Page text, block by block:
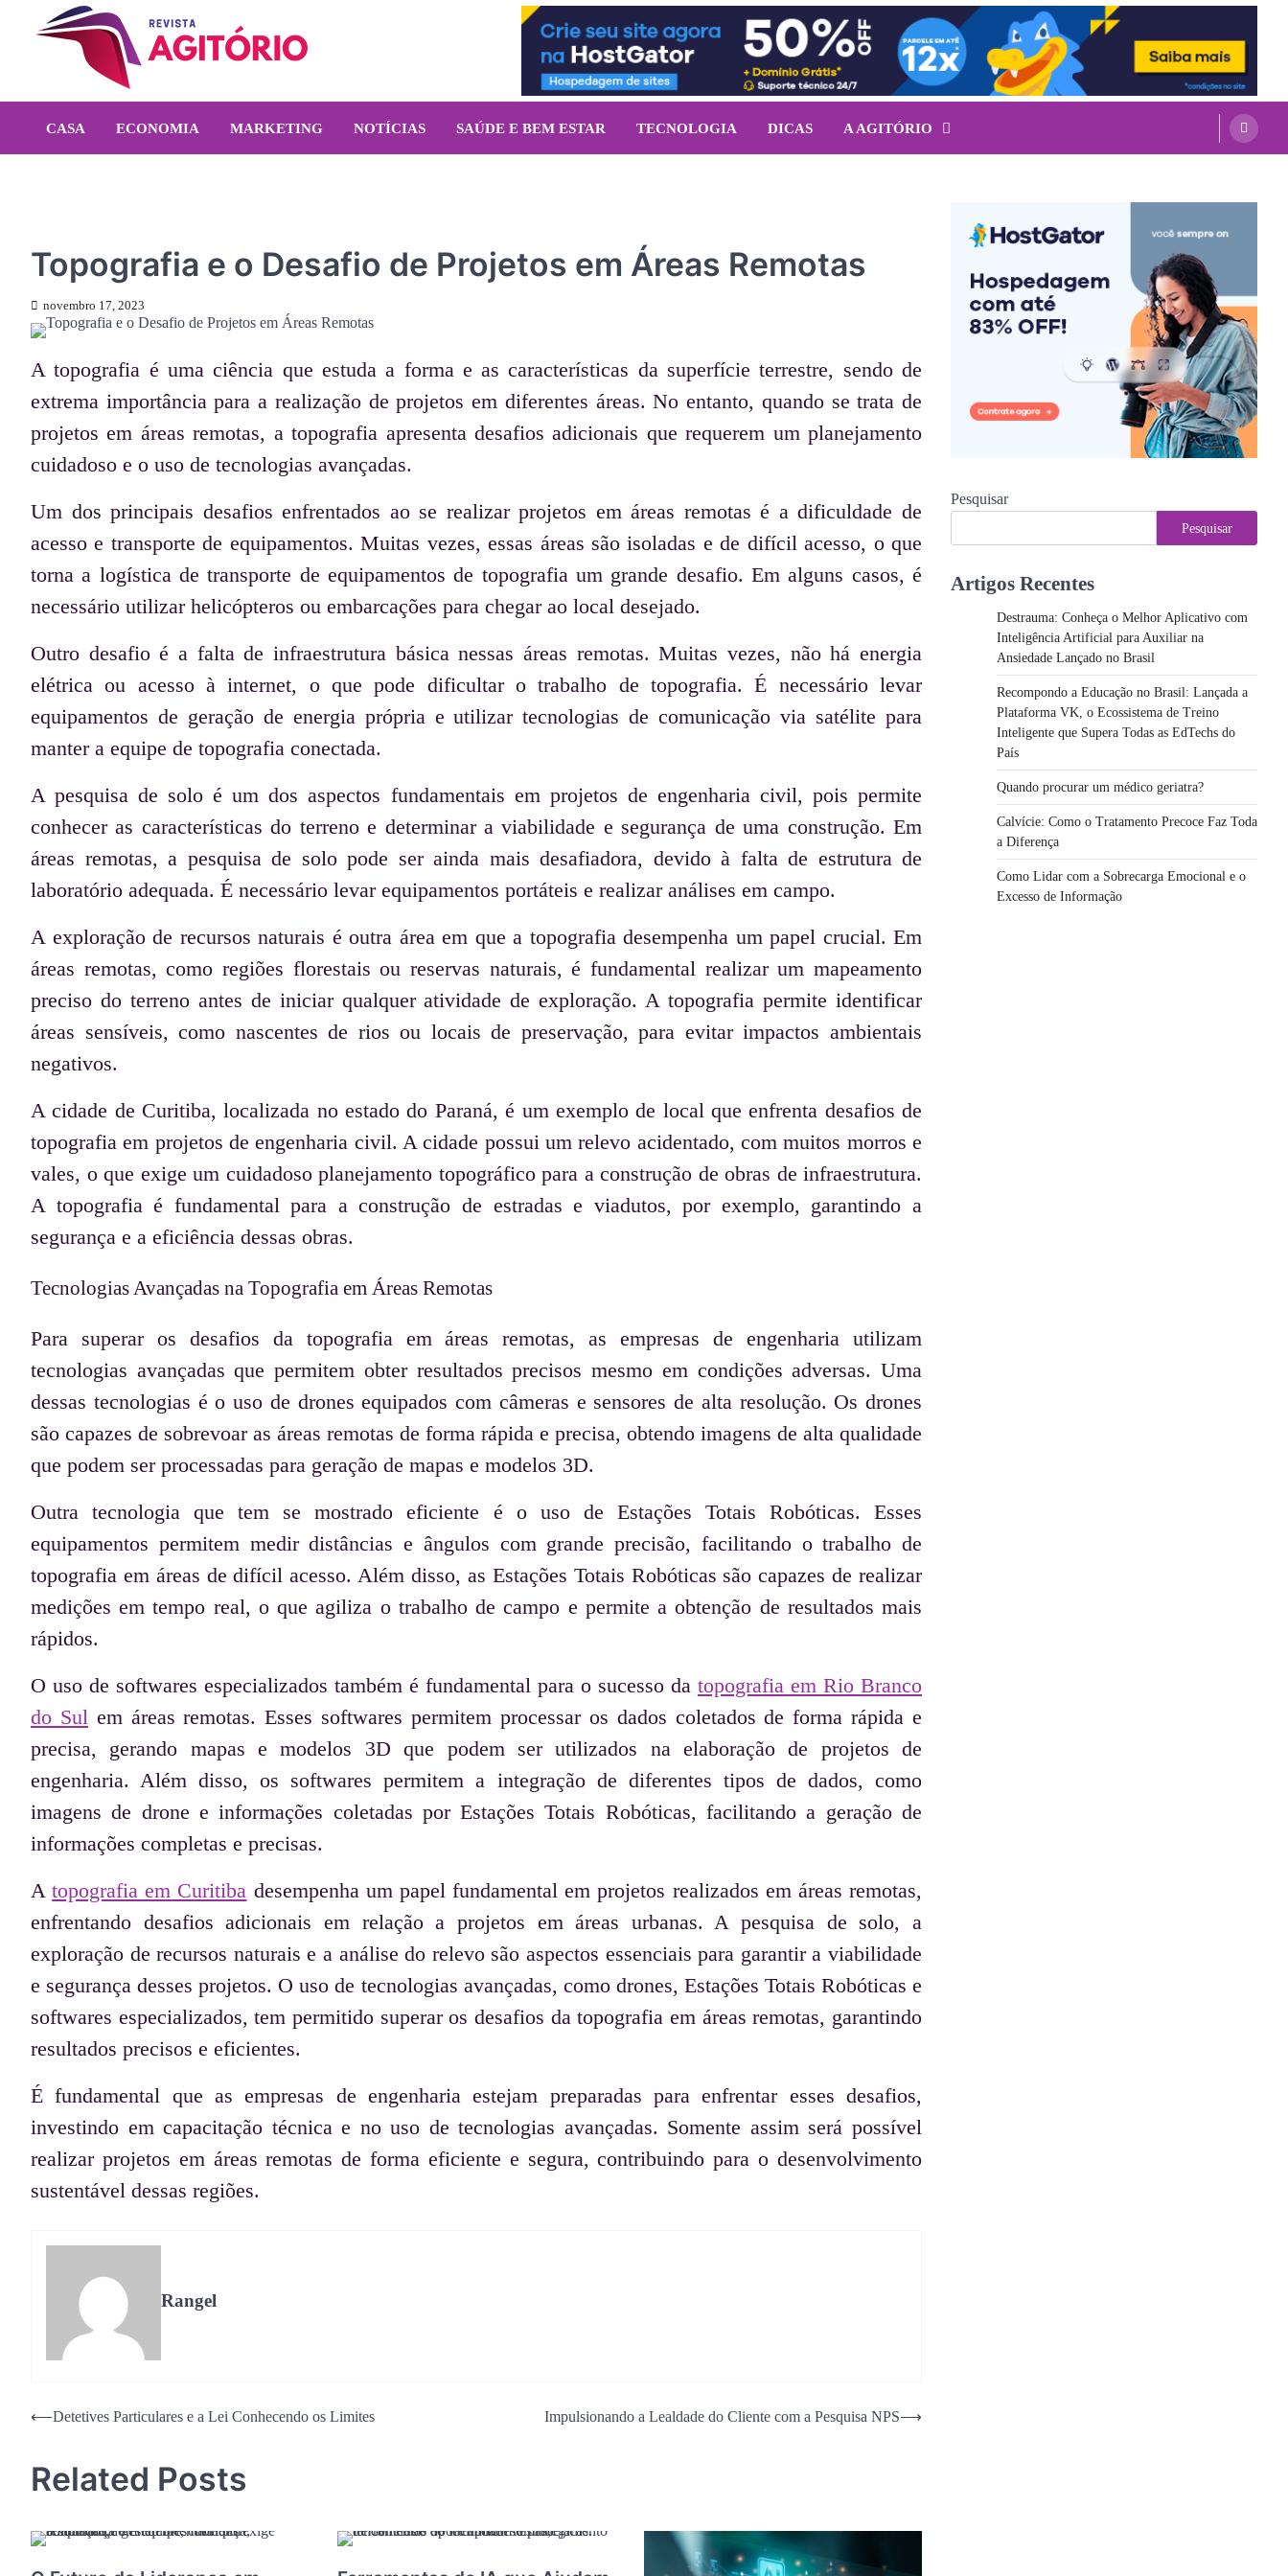
revistaagitorio.com.br
CASA ECONOMIA MARKETING NOTÍCIAS SAÚDE E BEM ESTAR TECNOLOGIA DICAS A AGITÓRIO
Topografia e o Desafio de Projetos em Áreas Remotas
novembro 17, 2023
A topografia é uma ciência que estuda a forma e as características da superfície terrestre, sendo de
extrema importância para a realização de projetos em diferentes áreas. No entanto, quando se trata de
projetos em áreas remotas, a topografia apresenta desafios adicionais que requerem um planejamento
cuidadoso e o uso de tecnologias avançadas.
Um dos principais desafios enfrentados ao se realizar projetos em áreas remotas é a dificuldade de
acesso e transporte de equipamentos. Muitas vezes, essas áreas são isoladas e de difícil acesso, o que
torna a logística de transporte de equipamentos de topografia um grande desafio. Em alguns casos, é
necessário utilizar helicópteros ou embarcações para chegar ao local desejado.
Outro desafio é a falta de infraestrutura básica nessas áreas remotas. Muitas vezes, não há energia
elétrica ou acesso à internet, o que pode dificultar o trabalho de topografia. É necessário levar
equipamentos de geração de energia própria e utilizar tecnologias de comunicação via satélite para
manter a equipe de topografia conectada.
A pesquisa de solo é um dos aspectos fundamentais em projetos de engenharia civil, pois permite
conhecer as características do terreno e determinar a viabilidade e segurança de uma construção. Em
áreas remotas, a pesquisa de solo pode ser ainda mais desafiadora, devido à falta de estrutura de
laboratório adequada. É necessário levar equipamentos portáteis e realizar análises em campo.
A exploração de recursos naturais é outra área em que a topografia desempenha um papel crucial. Em
áreas remotas, como regiões florestais ou reservas naturais, é fundamental realizar um mapeamento
preciso do terreno antes de iniciar qualquer atividade de exploração. A topografia permite identificar
áreas sensíveis, como nascentes de rios ou locais de preservação, para evitar impactos ambientais
negativos.
A cidade de Curitiba, localizada no estado do Paraná, é um exemplo de local que enfrenta desafios de
topografia em projetos de engenharia civil. A cidade possui um relevo acidentado, com muitos morros e
vales, o que exige um cuidadoso planejamento topográfico para a construção de obras de infraestrutura.
A topografia é fundamental para a construção de estradas e viadutos, por exemplo, garantindo a
segurança e a eficiência dessas obras.
Tecnologias Avançadas na Topografia em Áreas Remotas
Para superar os desafios da topografia em áreas remotas, as empresas de engenharia utilizam
tecnologias avançadas que permitem obter resultados precisos mesmo em condições adversas. Uma
dessas tecnologias é o uso de drones equipados com câmeras e sensores de alta resolução. Os drones
são capazes de sobrevoar as áreas remotas de forma rápida e precisa, obtendo imagens de alta qualidade
que podem ser processadas para geração de mapas e modelos 3D.
Outra tecnologia que tem se mostrado eficiente é o uso de Estações Totais Robóticas. Esses
equipamentos permitem medir distâncias e ângulos com grande precisão, facilitando o trabalho de
topografia em áreas de difícil acesso. Além disso, as Estações Totais Robóticas são capazes de realizar
medições em tempo real, o que agiliza o trabalho de campo e permite a obtenção de resultados mais
rápidos.
O uso de softwares especializados também é fundamental para o sucesso da topografia em Rio Branco
do Sul em áreas remotas. Esses softwares permitem processar os dados coletados de forma rápida e
precisa, gerando mapas e modelos 3D que podem ser utilizados na elaboração de projetos de
engenharia. Além disso, os softwares permitem a integração de diferentes tipos de dados, como
imagens de drone e informações coletadas por Estações Totais Robóticas, facilitando a geração de
informações completas e precisas.
Atopografia em Curitiba desempenha um papel fundamental em projetos realizados em áreas remotas,
enfrentando desafios adicionais em relação a projetos em áreas urbanas. A pesquisa de solo, a
exploração de recursos naturais e a análise do relevo são aspectos essenciais para garantir a viabilidade
e segurança desses projetos. O uso de tecnologias avançadas, como drones, Estações Totais Robóticas e
softwares especializados, tem permitido superar os desafios da topografia em áreas remotas, garantindo
resultados precisos e eficientes.
É fundamental que as empresas de engenharia estejam preparadas para enfrentar esses desafios,
investindo em capacitação técnica e no uso de tecnologias avançadas. Somente assim será possível
realizar projetos em áreas remotas de forma eficiente e segura, contribuindo para o desenvolvimento
sustentável dessas regiões.
Rangel
Navegação
Post
⟵Detetives Particulares e a Lei Conhecendo os Limites Impulsionando a Lealdade do Cliente com a Pesquisa NPS⟶
Related Posts
Pesquisar
Pesquisar
Artigos Recentes
Destrauma: Conheça o Melhor Aplicativo com
Inteligência Artificial para Auxiliar na
Ansiedade Lançado no Brasil
Recompondo a Educação no Brasil: Lançada a
Plataforma VK, o Ecossistema de Treino
Inteligente que Supera Todas as EdTechs do
País
Quando procurar um médico geriatra?
Calvície: Como o Tratamento Precoce Faz Toda
a Diferença
Como Lidar com a Sobrecarga Emocional e o
Excesso de Informação